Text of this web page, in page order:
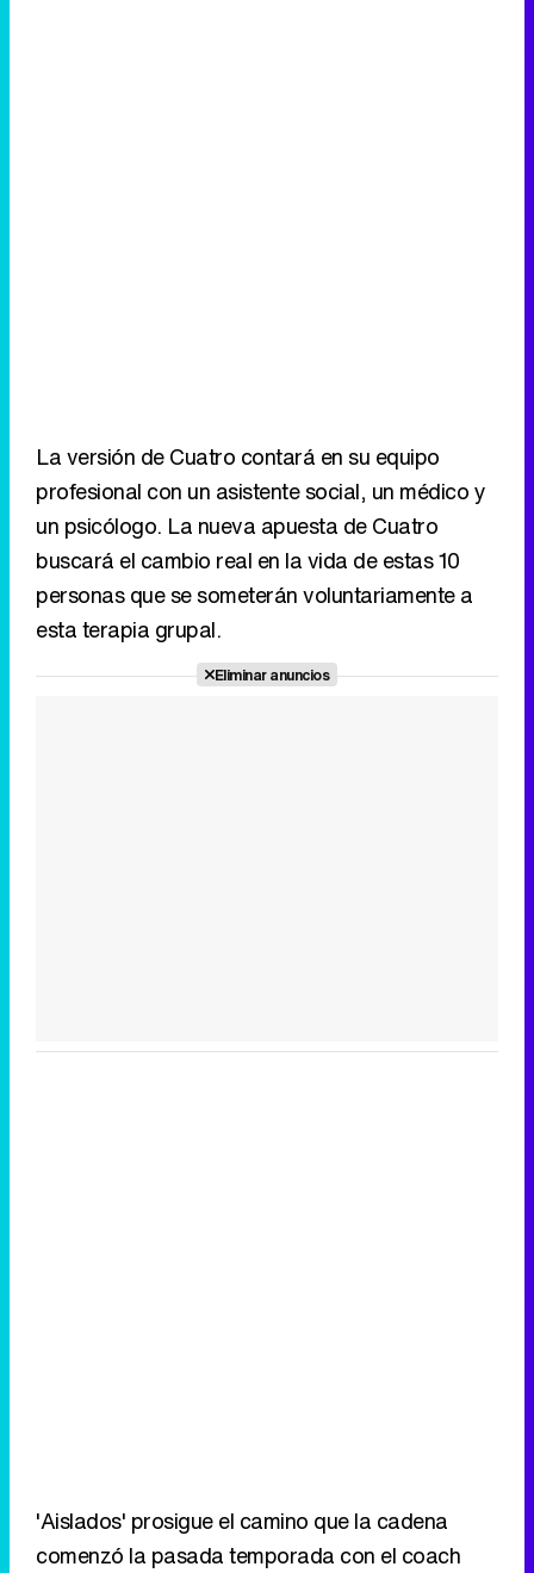
La versión de Cuatro contará en su equipo
profesional con un asistente social, un médico y
un psicólogo. La nueva apuesta de Cuatro
buscará el cambio real en la vida de estas 10
personas que se someterán voluntariamente a
esta terapia grupal.
Eliminar anuncios
'Aislados' prosigue el camino que la cadena
comenzó la pasada temporada con el coach